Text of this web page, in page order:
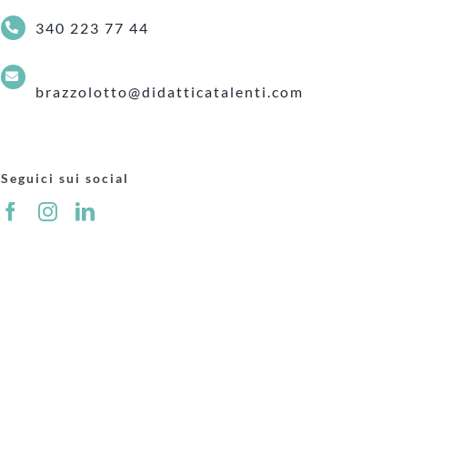
340 223 77 44
brazzolotto@didatticatalenti.com
Seguici sui social